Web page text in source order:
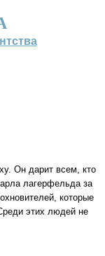
Он дарит всем, кто
лагерфельда за
которые
этих людей не